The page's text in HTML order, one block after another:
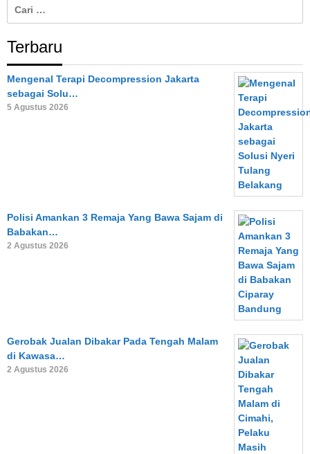
Terbaru
Mengenal Terapi Decompression Jakarta
sebagai Solu…
5 Agustus 2026
Polisi Amankan 3 Remaja Yang Bawa Sajam di
Babakan…
2 Agustus 2026
Gerobak Jualan Dibakar Pada Tengah Malam
di Kawasa…
2 Agustus 2026